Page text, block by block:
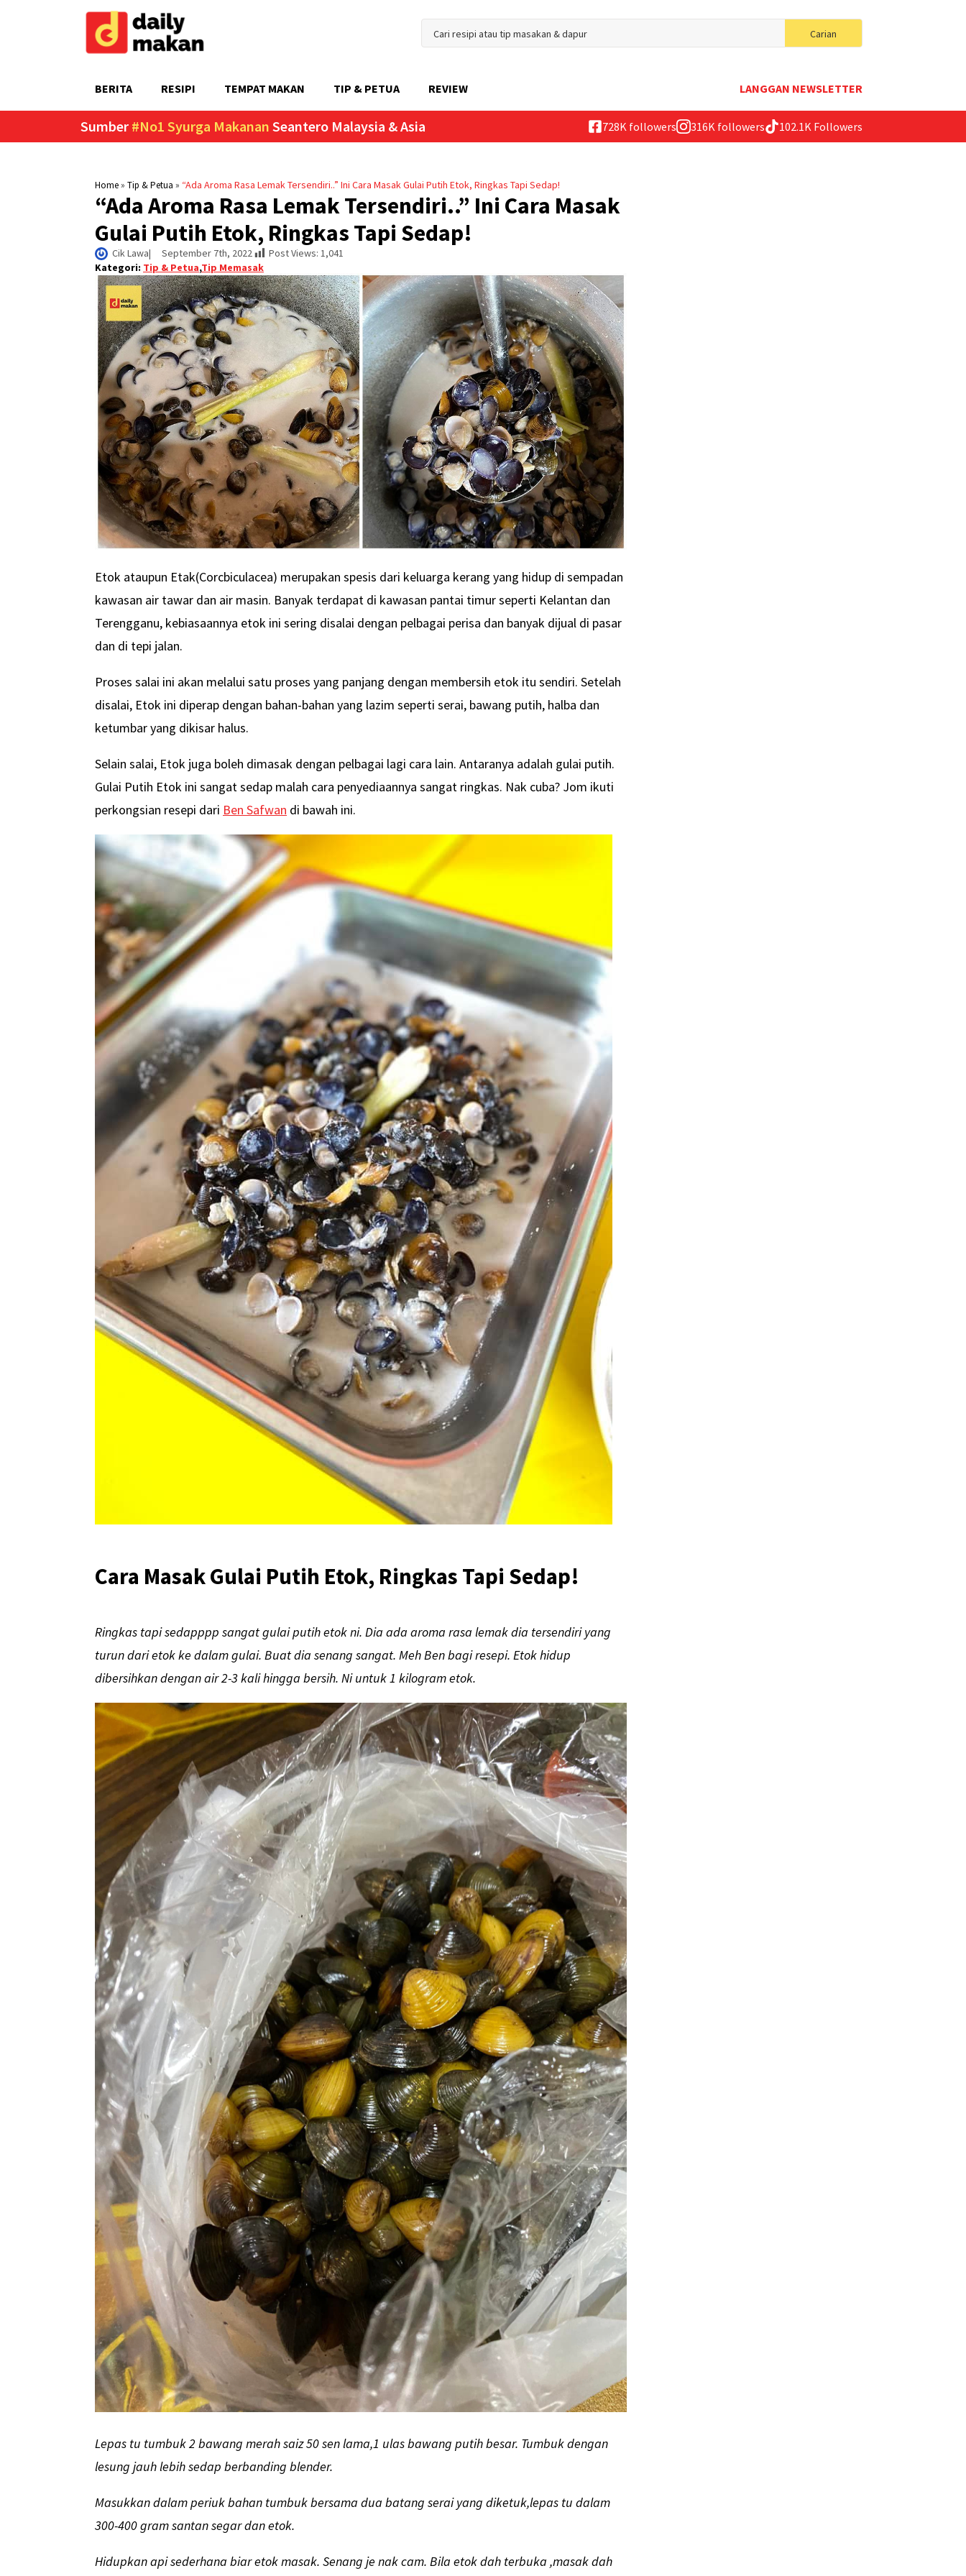
Carian
for:
BERITA RESIPI TEMPAT MAKAN TIP & PETUA REVIEW LANGGAN NEWSLETTER
Sumber #No1 Syurga Makanan Seantero Malaysia & Asia 728K followers 316K followers 102.1K Followers
Home» Tip & Petua » “Ada Aroma Rasa Lemak Tersendiri..” Ini Cara Masak Gulai Putih Etok, Ringkas Tapi Sedap!
“Ada Aroma Rasa Lemak Tersendiri..” Ini Cara Masak
Gulai Putih Etok, Ringkas Tapi Sedap!
Cik Lawa| September 7th, 2022 Post Views: 1,041
Kategori: Tip & Petua,Tip Memasak
Etok ataupun Etak(Corcbiculacea) merupakan spesis dari keluarga kerang yang hidup di sempadan
kawasan air tawar dan air masin. Banyak terdapat di kawasan pantai timur seperti Kelantan dan
Terengganu, kebiasaannya etok ini sering disalai dengan pelbagai perisa dan banyak dijual di pasar
dan di tepi jalan.
Proses salai ini akan melalui satu proses yang panjang dengan membersih etok itu sendiri. Setelah
disalai, Etok ini diperap dengan bahan-bahan yang lazim seperti serai, bawang putih, halba dan
ketumbar yang dikisar halus.
Selain salai, Etok juga boleh dimasak dengan pelbagai lagi cara lain. Antaranya adalah gulai putih.
Gulai Putih Etok ini sangat sedap malah cara penyediaannya sangat ringkas. Nak cuba? Jom ikuti
perkongsian resepi dari Ben Safwan di bawah ini.
Cara Masak Gulai Putih Etok, Ringkas Tapi Sedap!
Ringkas tapi sedapppp sangat gulai putih etok ni. Dia ada aroma rasa lemak dia tersendiri yang
turun dari etok ke dalam gulai. Buat dia senang sangat. Meh Ben bagi resepi. Etok hidup
dibersihkan dengan air 2-3 kali hingga bersih. Ni untuk 1 kilogram etok.
Lepas tu tumbuk 2 bawang merah saiz 50 sen lama,1 ulas bawang putih besar. Tumbuk dengan
lesung jauh lebih sedap berbanding blender.
Masukkan dalam periuk bahan tumbuk bersama dua batang serai yang diketuk,lepas tu dalam
300-400 gram santan segar dan etok.
Hidupkan api sederhana biar etok masak. Senang je nak cam. Bila etok dah terbuka ,masak dah